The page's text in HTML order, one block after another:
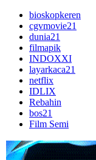
bioskopkeren
cgvmovie21
dunia21
filmapik
INDOXXI
layarkaca21
netflix
IDLIX
Rebahin
bos21
Film Semi